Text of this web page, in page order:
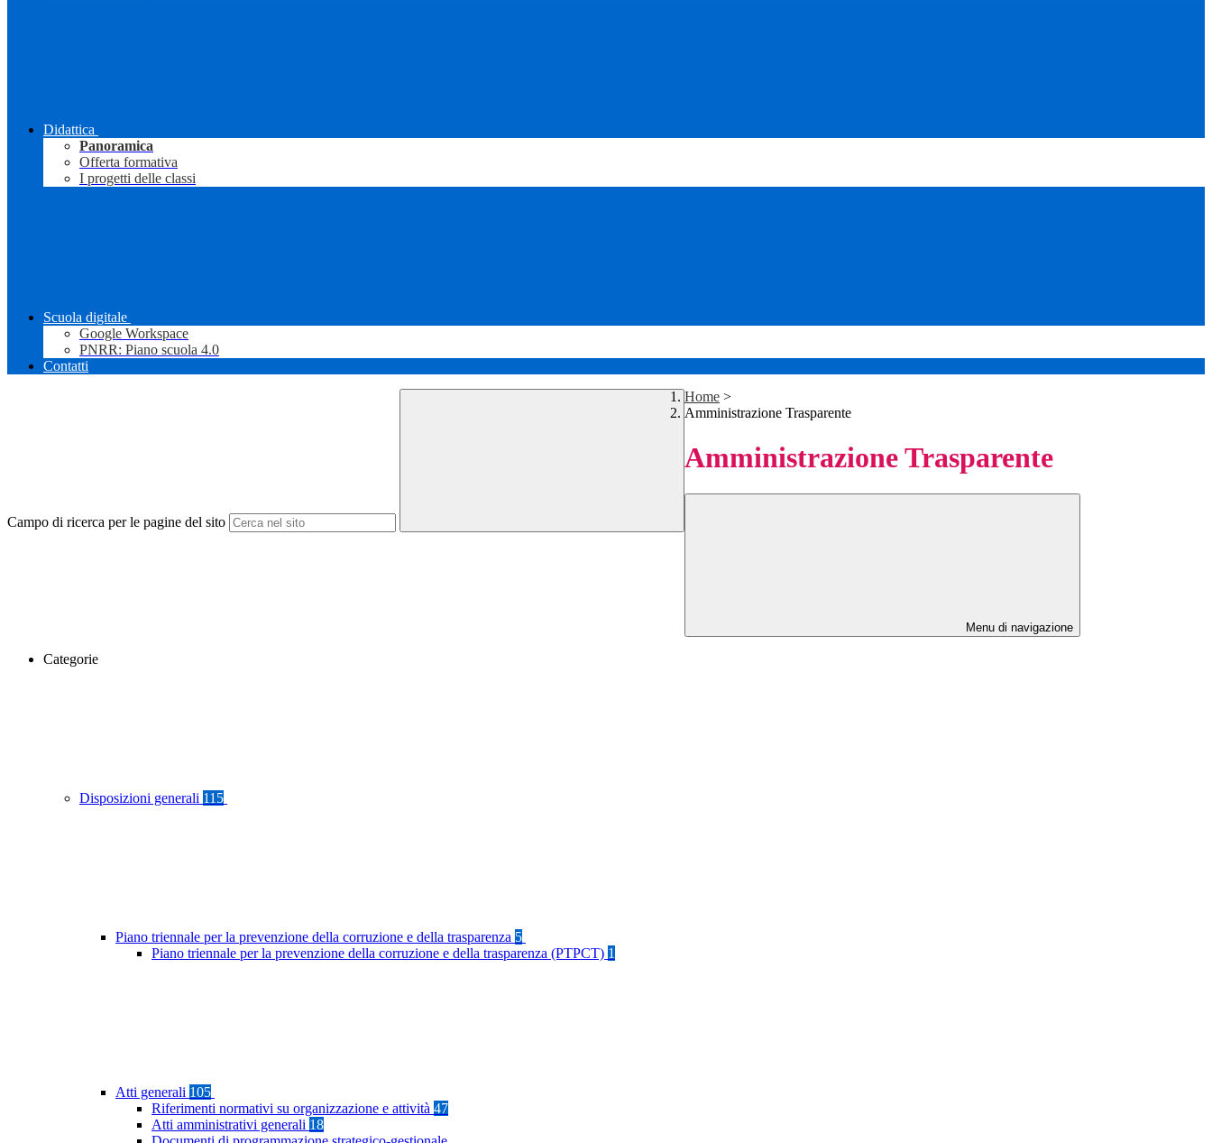
Didattica
Panoramica
Offerta formativa
I progetti delle classi
Scuola digitale
Google Workspace
PNRR: Piano scuola 4.0
Contatti
Campo di ricerca per le pagine del sito
Home >
Amministrazione Trasparente
Amministrazione Trasparente
Menu di navigazione
Categorie
Disposizioni generali 115
Piano triennale per la prevenzione della corruzione e della trasparenza 5
Piano triennale per la prevenzione della corruzione e della trasparenza (PTPCT) 1
Atti generali 105
Riferimenti normativi su organizzazione e attività 47
Atti amministrativi generali 18